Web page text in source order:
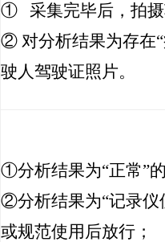
① 采集完毕后，拍摄
② 对分析结果为存在
驶人驾驶证照片。
①分析结果为“正常”
②分析结果为“记录仪
或规范使用后放行；